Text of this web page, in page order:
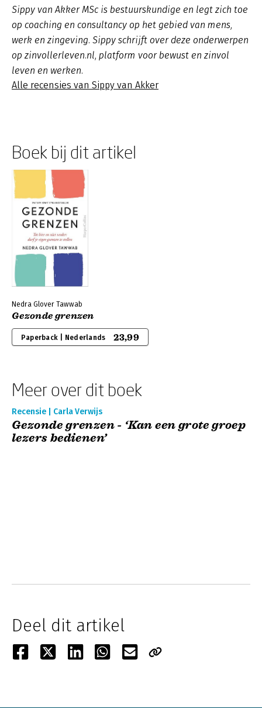
Sippy van Akker MSc is bestuurskundige en legt zich toe
op coaching en consultancy op het gebied van mens,
werk en zingeving. Sippy schrijft over deze onderwerpen
op zinvollerleven.nl, platform voor bewust en zinvol
leven en werken.
Alle recensies van Sippy van Akker
Boek bij dit artikel
Nedra Glover Tawwab
Gezonde grenzen
Paperback | Nederlands 23,99
Meer over dit boek
Recensie | Carla Verwijs
Gezonde grenzen - ‘Kan een grote groep
lezers bedienen’
Deel dit artikel